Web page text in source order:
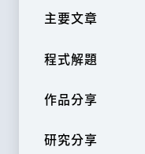
主要文章
程式解題
作品分享
研究分享